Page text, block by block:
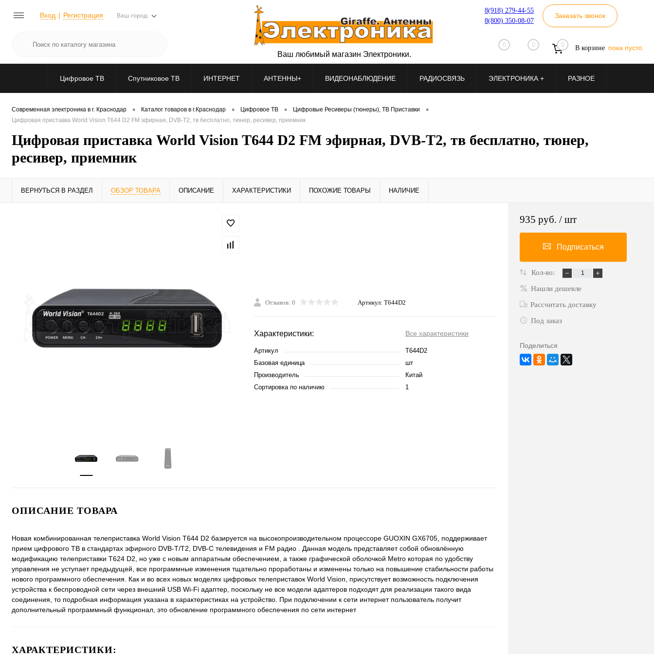
Вход Регистрация Ваш город:
8(918) 279-44-55
8(800) 350-08-07
Заказать звонок
0 0 0 В корзине пока пусто
Ваш любимый магазин Электроники.
Цифровое ТВ Спутниковое ТВ ИНТЕРНЕТ АНТЕННЫ+ ВИДЕОНАБЛЮДЕНИЕ РАДИОСВЯЗЬ ЭЛЕКТРОНИКА + РАЗНОЕ
Современная электроника в г. Краснодар • Каталог товаров в г.Краснодар • Цифровое ТВ • Цифровые Ресиверы (тюнеры), ТВ Приставки •
Цифровая приставка World Vision T644 D2 FM эфирная, DVB-T2, тв бесплатно, тюнер, ресивер, приемник
Цифровая приставка World Vision T644 D2 FM эфирная, DVB-T2, тв бесплатно, тюнер,
ресивер, приемник
ВЕРНУТЬСЯ В РАЗДЕЛ ОБЗОР ТОВАРА ОПИСАНИЕ ХАРАКТЕРИСТИКИ ПОХОЖИЕ ТОВАРЫ НАЛИЧИЕ
Отзывов: 0 Артикул: T644D2
Характеристики: Все характеристики
Артикул
T644D2
Базовая единица
шт
Производитель
Китай
Сортировка по наличию
1
ОПИСАНИЕ ТОВАРА
Новая комбинированная телеприставка World Vision T644 D2 базируется на высокопроизводительном процессоре GUOXIN GX6705, поддерживает
прием цифрового ТВ в стандартах эфирного DVB-T/T2, DVB-C телевидения и FM радио . Данная модель представляет собой обновлённую
модификацию телеприставки T624 D2, но уже с новым аппаратным обеспечением, а также графической оболочкой Metro которая по удобству
управления не уступает предыдущей, все программные изменения тщательно проработаны и изменены только на повышение стабильности работы
нового программного обеспечения. Как и во всех новых моделях цифровых телеприставок World Vision, присутствует возможность подключения
устройства к беспроводной сети через внешний USB Wi-Fi адаптер, поскольку не все модели адаптеров подходят для реализации такого вида
соединения, то подробная информация указана в характеристиках на устройство. При подключении к сети интернет пользователь получит
дополнительный программный функционал, это обновление программного обеспечения по сети интернет
ХАРАКТЕРИСТИКИ:
935 руб. / шт
Подписаться
Кол-во:
Нашли дешевле
Рассчитать доставку
Под заказ
Поделиться